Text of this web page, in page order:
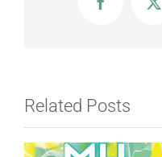
FacebookX
Related Posts